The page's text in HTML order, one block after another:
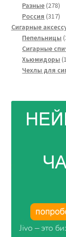
Разные 278278
Россия 317317
Сигарные
Пепельницы
Сигарные
Хьюмидоры
Чехлы для